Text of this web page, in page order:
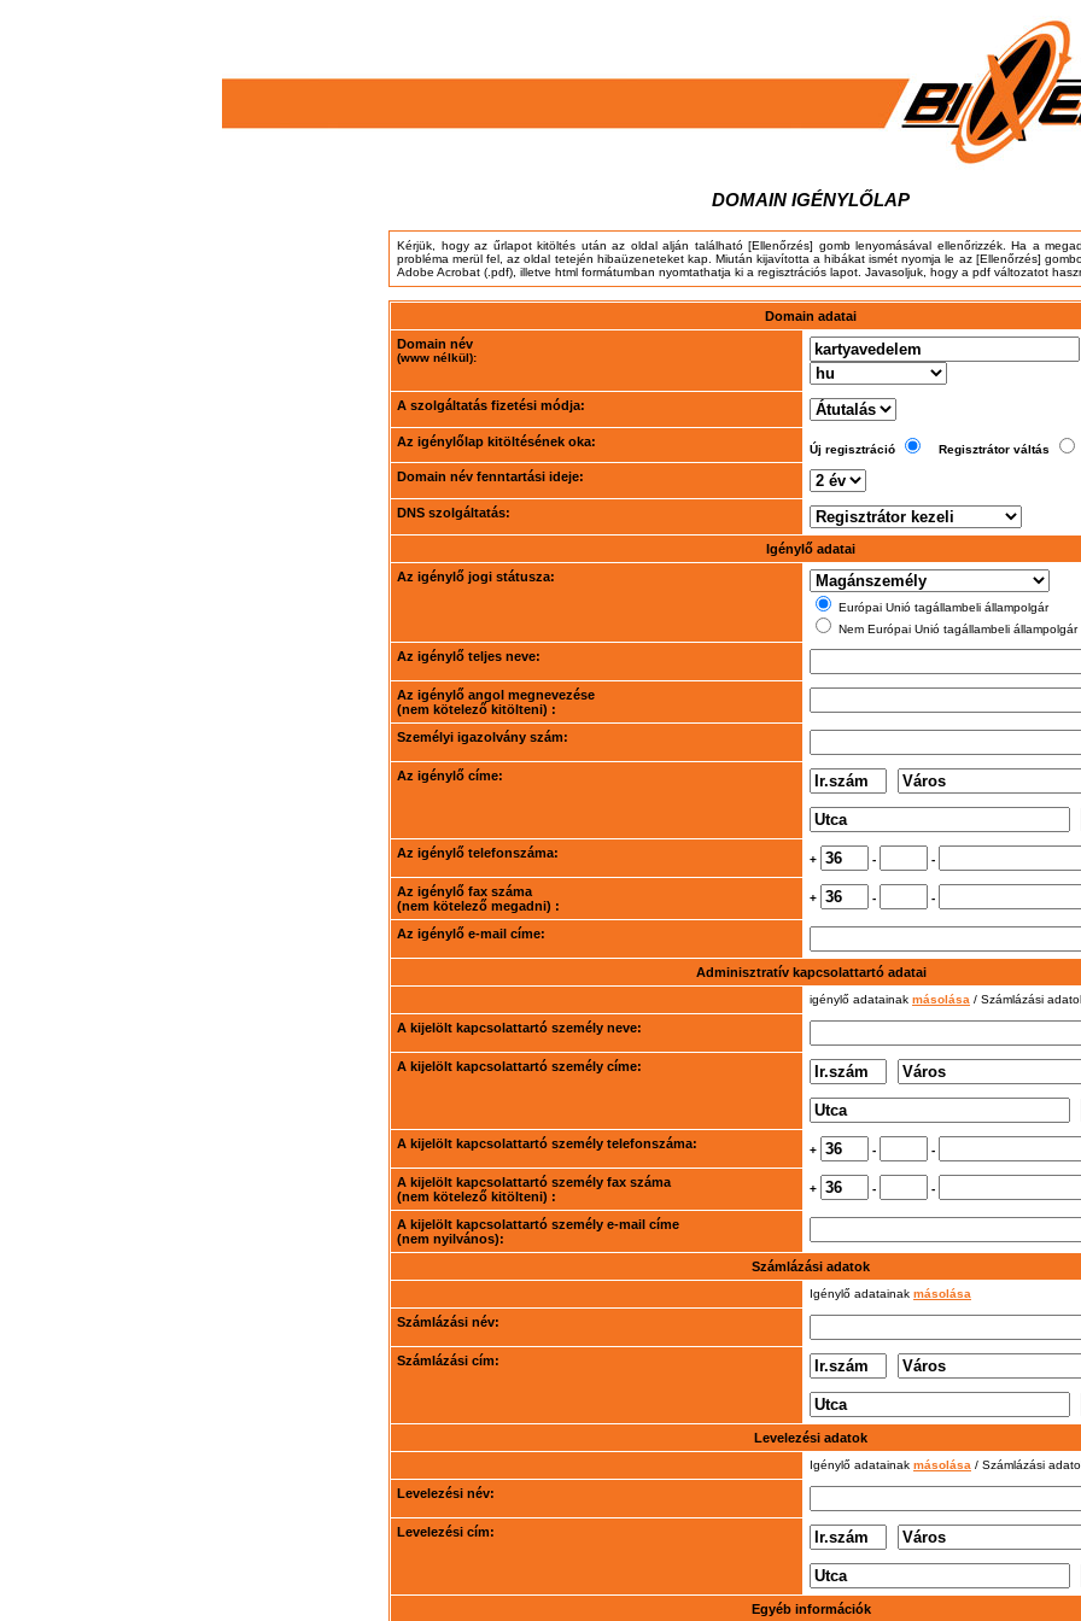
DOMAIN IGÉNYLŐLAP
Kérjük, hogy az űrlapot kitöltés után az oldal alján található [Ellenőrzés] gomb lenyomásával ellenőrizzék. Ha a
probléma merül fel, az oldal tetején hibaüzeneteket kap. Miután kijavította a hibákat ismét nyomja le az [Ellenőrzés]
Adobe Acrobat (.pdf), illetve html formátumban nyomtathatja ki a regisztrációs lapot. Javasoljuk, hogy a pdf változatot
Domain adatai
Domain név
(www nélkül):
A szolgáltatás fizetési módja:
Az igénylőlap kitöltésének oka:
Új regisztráció Regisztrátor váltás
Domain név fenntartási ideje:
DNS szolgáltatás:
Igénylő adatai
Az igénylő jogi státusza:
Európai Unió tagállambeli állampolgár
Nem Európai Unió tagállambeli állampolgár
Az igénylő teljes neve:
Az igénylő angol megnevezése
(nem kötelező kitölteni) :
Személyi igazolvány szám:
Az igénylő címe:
Az igénylő telefonszáma: + - -
Az igénylő fax száma
(nem kötelező megadni) :
+ - -
Az igénylő e-mail címe:
Adminisztratív kapcsolattartó adatai
igénylő adatainak másolása / Számlázási
A kijelölt kapcsolattartó személy neve:
A kijelölt kapcsolattartó személy címe:
A kijelölt kapcsolattartó személy telefonszáma: + - -
A kijelölt kapcsolattartó személy fax száma
(nem kötelező kitölteni) :
+ - -
A kijelölt kapcsolattartó személy e-mail címe
(nem nyilvános):
Számlázási adatok
Igénylő adatainak másolása
Számlázási név:
Számlázási cím:
Levelezési adatok
Igénylő adatainak másolása / Számlázási
Levelezési név:
Levelezési cím:
Egyéb információk